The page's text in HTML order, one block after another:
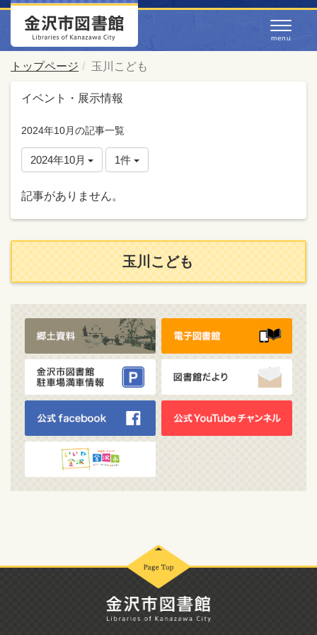
トップページ 玉川こども
イベント・展示情報
2024年10月の記事一覧
2024年10月 1件
記事がありません。
玉川こども